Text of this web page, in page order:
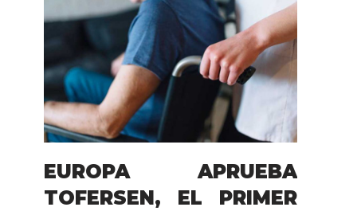
EUROPA APRUEBA
TOFERSEN, EL PRIMER